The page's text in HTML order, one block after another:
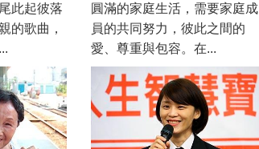
此起彼落
的歌曲，
圓滿的家庭生活，需要家庭成
員的共同努力，彼此之間的
愛、尊重與包容。在...